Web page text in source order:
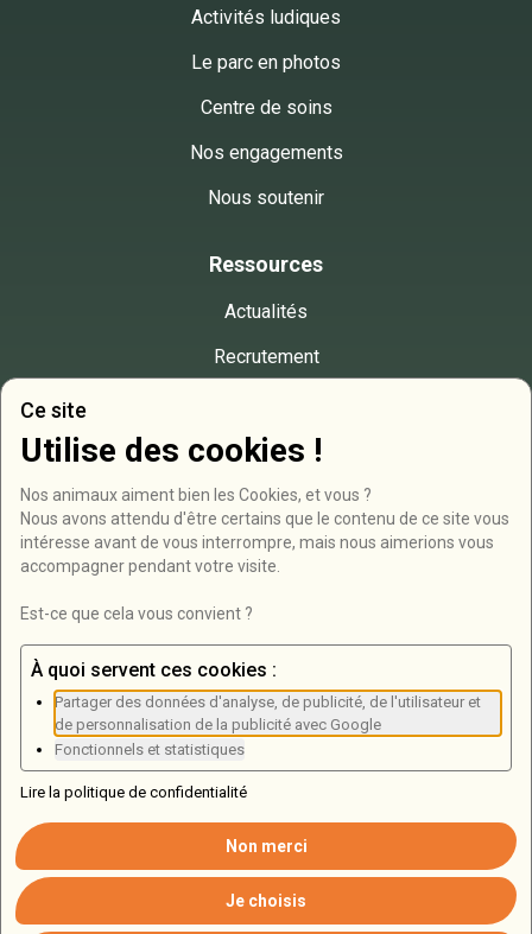
Activités ludiques
Le parc en photos
Centre de soins
Nos engagements
Nous soutenir
Ressources
Actualités
Recrutement
Contact
RD946, Bois de Roucy
08250 Olizy-Primat
03 24 71 07 38
Formulaire de contact
Newsletter
Copyright ©
Mentions légales
Confidentialités
Ce site
Utilise des cookies !
Nos animaux aiment bien les Cookies, et vous ?
Nous avons attendu d'être certains que le contenu de ce site vous
intéresse avant de vous interrompre, mais nous aimerions vous
accompagner pendant votre visite.
Est-ce que cela vous convient ?
À quoi servent ces cookies :
Partager des données d'analyse, de publicité, de l'utilisateur et
de personnalisation de la publicité avec Google
Fonctionnels et statistiques
Lire la politique de confidentialité
Non merci
Je choisis